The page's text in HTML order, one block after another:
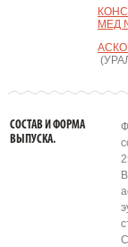
МЕД
СОСТАВ И ФОРМА
ВЫПУСКА.